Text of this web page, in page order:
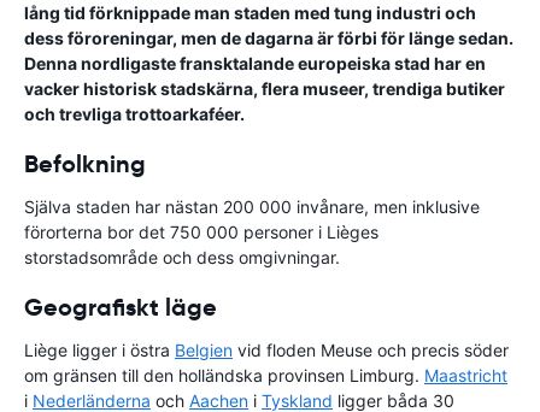
lång tid förknippade man staden med tung industri och
dess föroreningar, men de dagarna är förbi för länge sedan.
Denna nordligaste fransktalande europeiska stad har en
vacker historisk stadskärna, flera museer, trendiga butiker
och trevliga trottoarkaféer.
Befolkning
Själva staden har nästan 200 000 invånare, men inklusive
förorterna bor det 750 000 personer i Lièges
storstadsområde och dess omgivningar.
Geografiskt läge
Liège ligger i östra Belgien vid floden Meuse och precis söder
om gränsen till den holländska provinsen Limburg. Maastricht
i Nederländerna och Aachen i Tyskland ligger båda 30